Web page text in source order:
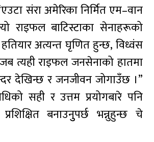
संरा अमेरिका निर्मित एम–वान
राइफल बाटिस्टाका सेनाहरूको
हतियार अत्यन्त घृणित हुन्छ, विध्वंस
त्यही राइफल जनसेनाको हातमा
देखिन्छ र जनजीवन जोगाउँछ ।”
सही र उत्तम प्रयोगबारे पनि
बनाउनुुपर्छ भन्नुहुन्छ चे